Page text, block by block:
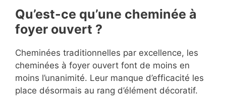
Qu’est-ce qu’une cheminée à
foyer ouvert ?
Cheminées traditionnelles par excellence, les
cheminées à foyer ouvert font de moins en
moins l’unanimité. Leur manque d’efficacité les
place désormais au rang d’élément décoratif.